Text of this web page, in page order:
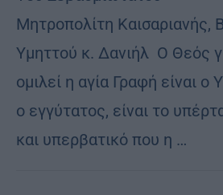
Μητροπολίτη Καισαριανής,
Υμηττού κ. Δανιήλ Ο Θεός
ομιλεί η αγία Γραφή είναι ο
ο εγγύτατος, είναι το
και υπερβατικό που η …